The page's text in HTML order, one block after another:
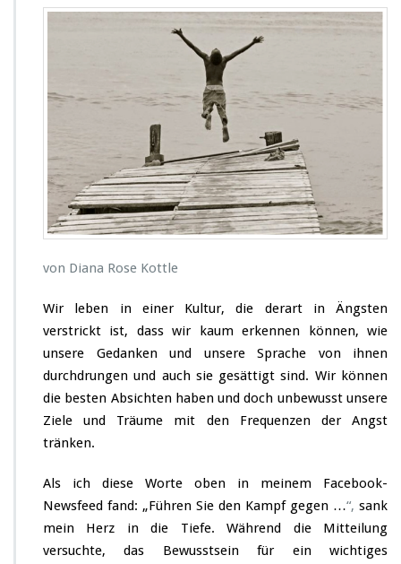
W
r
s
v
o
n
Ä
n
n
b
e
f
r
e
von Diana Rose Kottle
Wir leben in einer Kultur, die derart in Ängsten
verstrickt ist, dass wir kaum erkennen können, wie
unsere Gedanken und unsere Sprache von ihnen
durchdrungen und auch sie gesättigt sind. Wir können
die besten Absichten haben und doch unbewusst unsere
Ziele und Träume mit den Frequenzen der Angst
tränken.
Als ich diese Worte oben in meinem Facebook-
Newsfeed fand: „Führen Sie den Kampf gegen …“, sank
mein Herz in die Tiefe. Während die Mitteilung
versuchte, das Bewusstsein für ein wichtiges